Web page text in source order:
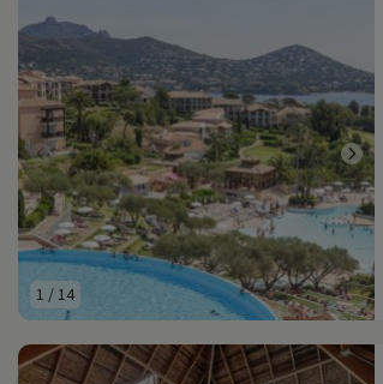
1 /14